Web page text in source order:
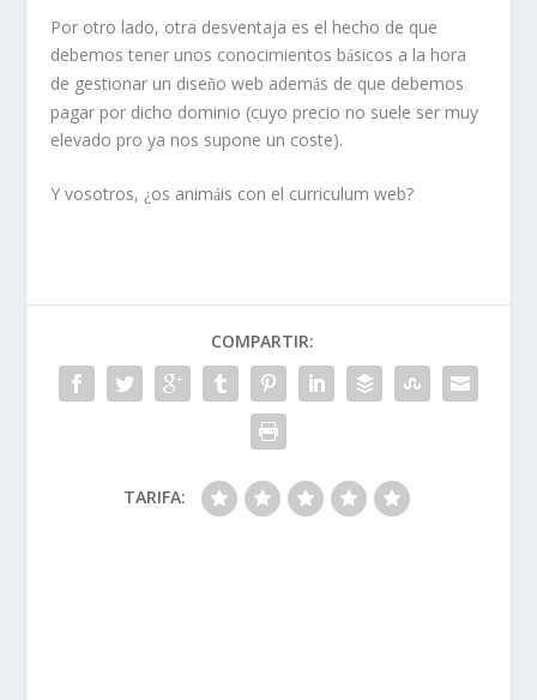
Por otro lado, otra desventaja es el hecho de que
debemos tener unos conocimientos básicos a la hora
de gestionar un diseño web además de que debemos
pagar por dicho dominio (cuyo precio no suele ser muy
elevado pro ya nos supone un coste).
Y vosotros,¿ os animáis con el curriculum web?
COMPARTIR:
TARIFA: